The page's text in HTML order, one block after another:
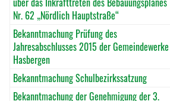
Nr. 62 „Nördlich Hauptstraße“
Bekanntmachung Prüfung des
Jahresabschlusses 2015 der Gemeindewerke
Hasbergen
Bekanntmachung Schulbezirkssatzung
Bekanntmachung der Genehmigung der 3.